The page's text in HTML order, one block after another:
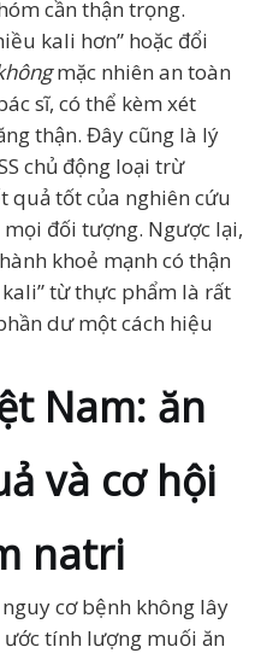
cần thận trọng.
kali hơn” hoặc đổi
mặc nhiên an toàn
sĩ, có thể kèm xét
thận. Đây cũng là lý
chủ động loại trừ
tốt của nghiên cứu
đối tượng. Ngược lại,
khoẻ mạnh có thận
từ thực phẩm là rất
dư một cách hiệu
Nam: ăn
và cơ hội
natri
cơ bệnh không lây
ước tính lượng muối ăn